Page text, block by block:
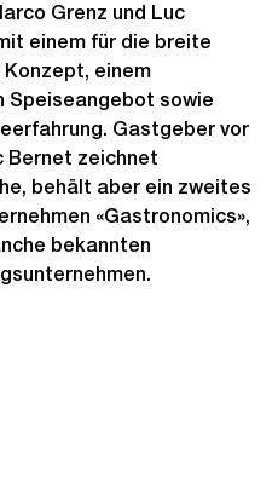
Grenz und Luc
einem für die breite
einem
Speiseangebot sowie
Gastgeber vor
Bernet zeichnet
behält aber ein zweites
«Gastronomics»,
bekannten